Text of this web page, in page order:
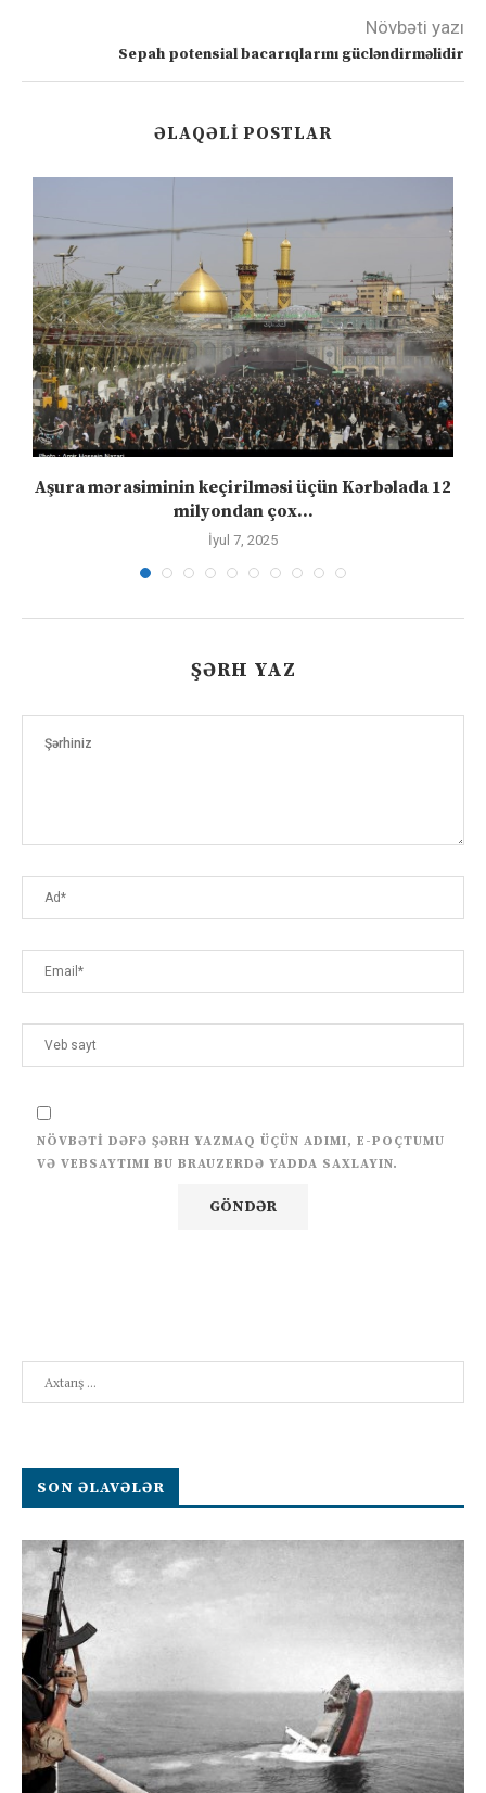
Növbəti yazı
Sepah potensial bacarıqlarını gücləndirməlidir
ƏLAQƏLI POSTLAR
Aşura mərasiminin keçirilməsi üçün Kərbəlada 12
milyondan çox...
İyul 7, 2025
ŞƏRH YAZ
NÖVBƏTI DƏFƏ ŞƏRH YAZMAQ ÜÇÜN ADIMI, E-POÇTUMU
VƏ VEBSAYTIMI BU BRAUZERDƏ YADDA SAXLAYIN.
SON ƏLAVƏLƏR